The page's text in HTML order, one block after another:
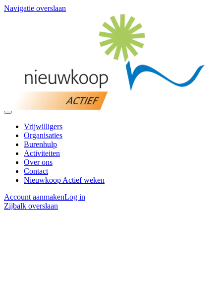
Navigatie overslaan
Vrijwilligers
Organisaties
Burenhulp
Activiteiten
Over ons
Contact
Nieuwkoop Actief weken
Account aanmakenLog in
Zijbalk overslaan